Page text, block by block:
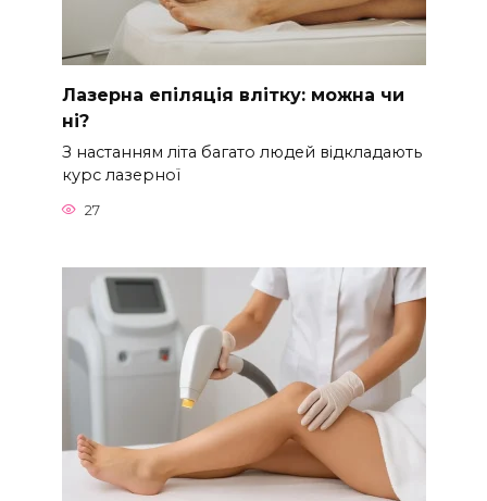
Лазерна епіляція влітку: можна чи
ні?
З настанням літа багато людей відкладають
курс лазерної
27